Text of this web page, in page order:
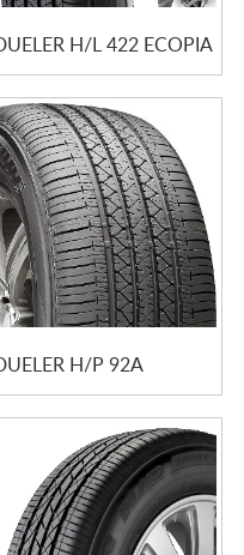
DUELER H/L 422 ECOPIA
DUELER H/P 92A